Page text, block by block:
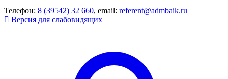
Телефон: 8 (39542) 32 660, email: referent@admbaik.ru
Версия для слабовидящих